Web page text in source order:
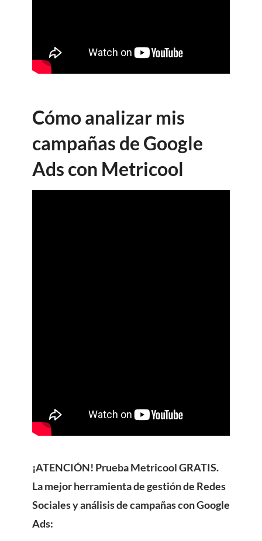
Cómo analizar mis
campañas de Google
Ads con Metricool
¡ATENCIÓN! Prueba Metricool GRATIS.
La mejor herramienta de gestión de Redes
Sociales y análisis de campañas con Google
Ads: